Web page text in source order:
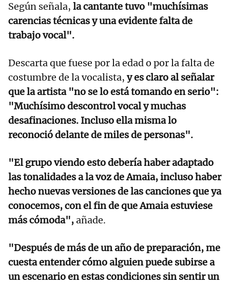
Según señala, la cantante tuvo "muchísimas
carencias técnicas y una evidente falta de
trabajo vocal".
Descarta que fuese por la edad o por la falta de
costumbre de la vocalista, y es claro al señalar
que la artista "no se lo está tomando en serio":
"Muchísimo descontrol vocal y muchas
desafinaciones. Incluso ella misma lo
reconoció delante de miles de personas".
"El grupo viendo esto debería haber adaptado
las tonalidades a la voz de Amaia, incluso haber
hecho nuevas versiones de las canciones que ya
conocemos, con el fin de que Amaia estuviese
más cómoda",añade.
"Después de más de un año de preparación, me
cuesta entender cómo alguien puede subirse a
un escenario en estas condiciones sin sentir un